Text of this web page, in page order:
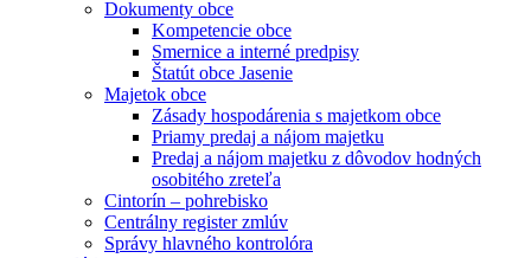
Dokumenty obce
Kompetencie obce
Smernice a interné predpisy
Štatút obce Jasenie
Majetok obce
Zásady hospodárenia s majetkom obce
Priamy predaj a nájom majetku
Predaj a nájom majetku z dôvodov hodných
osobitého zreteľa
Cintorín – pohrebisko
Centrálny register zmlúv
Správy hlavného kontrolóra